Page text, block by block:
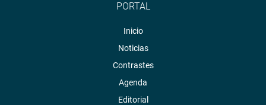
PORTAL
Inicio
Noticias
Contrastes
Agenda
Editorial